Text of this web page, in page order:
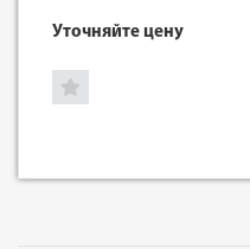
Уточняйте цену